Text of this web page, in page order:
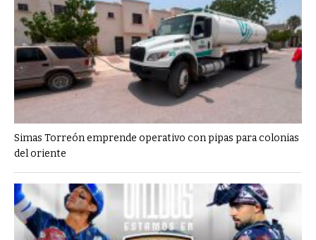
Simas Torreón emprende operativo con pipas para colonias
del oriente